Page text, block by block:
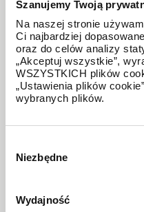
Szanujemy Twoją
Na naszej stronie
Ci najbardziej
oraz do celów analizy
„Akceptuj wszystkie”,
WSZYSTKICH plików
„Ustawienia plików
wybranych plików.
zgody
Niezbędne
Wydajność
DZIAŁKA NA SPRZEDAŻ